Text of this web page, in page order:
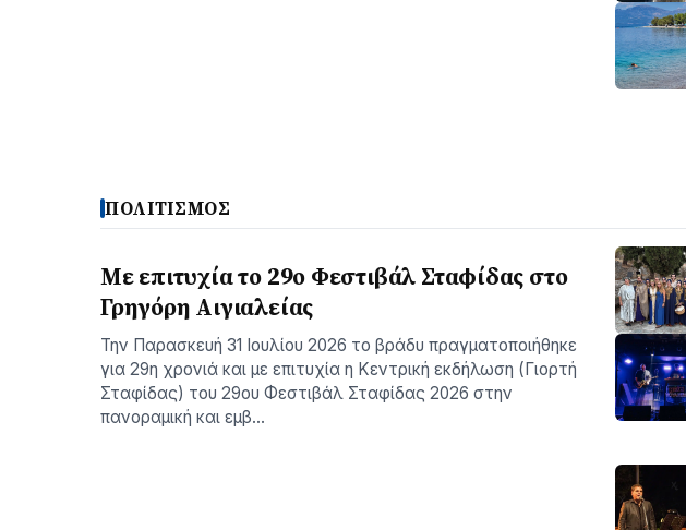
ΠΟΛΙΤΙΣΜΟΣ
Με επιτυχία το 29ο Φεστιβάλ Σταφίδας στο
Γρηγόρη Aιγιαλείας
Την Παρασκευή 31 Ιουλίου 2026 το βράδυ πραγματοποιήθηκε
για 29η χρονιά και με επιτυχία η Κεντρική εκδήλωση (Γιορτή
Σταφίδας) του 29ου Φεστιβάλ Σταφίδας 2026 στην
πανοραμική και εμβ…